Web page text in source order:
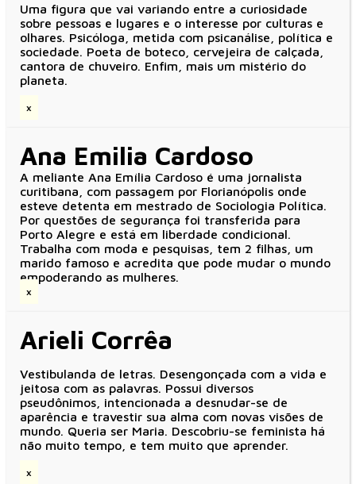
Uma figura que vai variando entre a curiosidade
sobre pessoas e lugares e o interesse por culturas e
olhares. Psicóloga, metida com psicanálise, política e
sociedade. Poeta de boteco, cervejeira de calçada,
cantora de chuveiro. Enfim, mais um mistério do
planeta.
x
Ana Emilia Cardoso
A meliante Ana Emília Cardoso é uma jornalista
curitibana, com passagem por Florianópolis onde
esteve detenta em mestrado de Sociologia Política.
Por questões de segurança foi transferida para
Porto Alegre e está em liberdade condicional.
Trabalha com moda e pesquisas, tem 2 filhas, um
marido famoso e acredita que pode mudar o mundo
empoderando as mulheres.
x
Arieli Corrêa
Vestibulanda de letras. Desengonçada com a vida e
jeitosa com as palavras. Possui diversos
pseudônimos, intencionada a desnudar-se de
aparência e travestir sua alma com novas visões de
mundo. Queria ser Maria. Descobriu-se feminista há
não muito tempo, e tem muito que aprender.
x